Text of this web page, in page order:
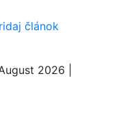
článok
2026 |